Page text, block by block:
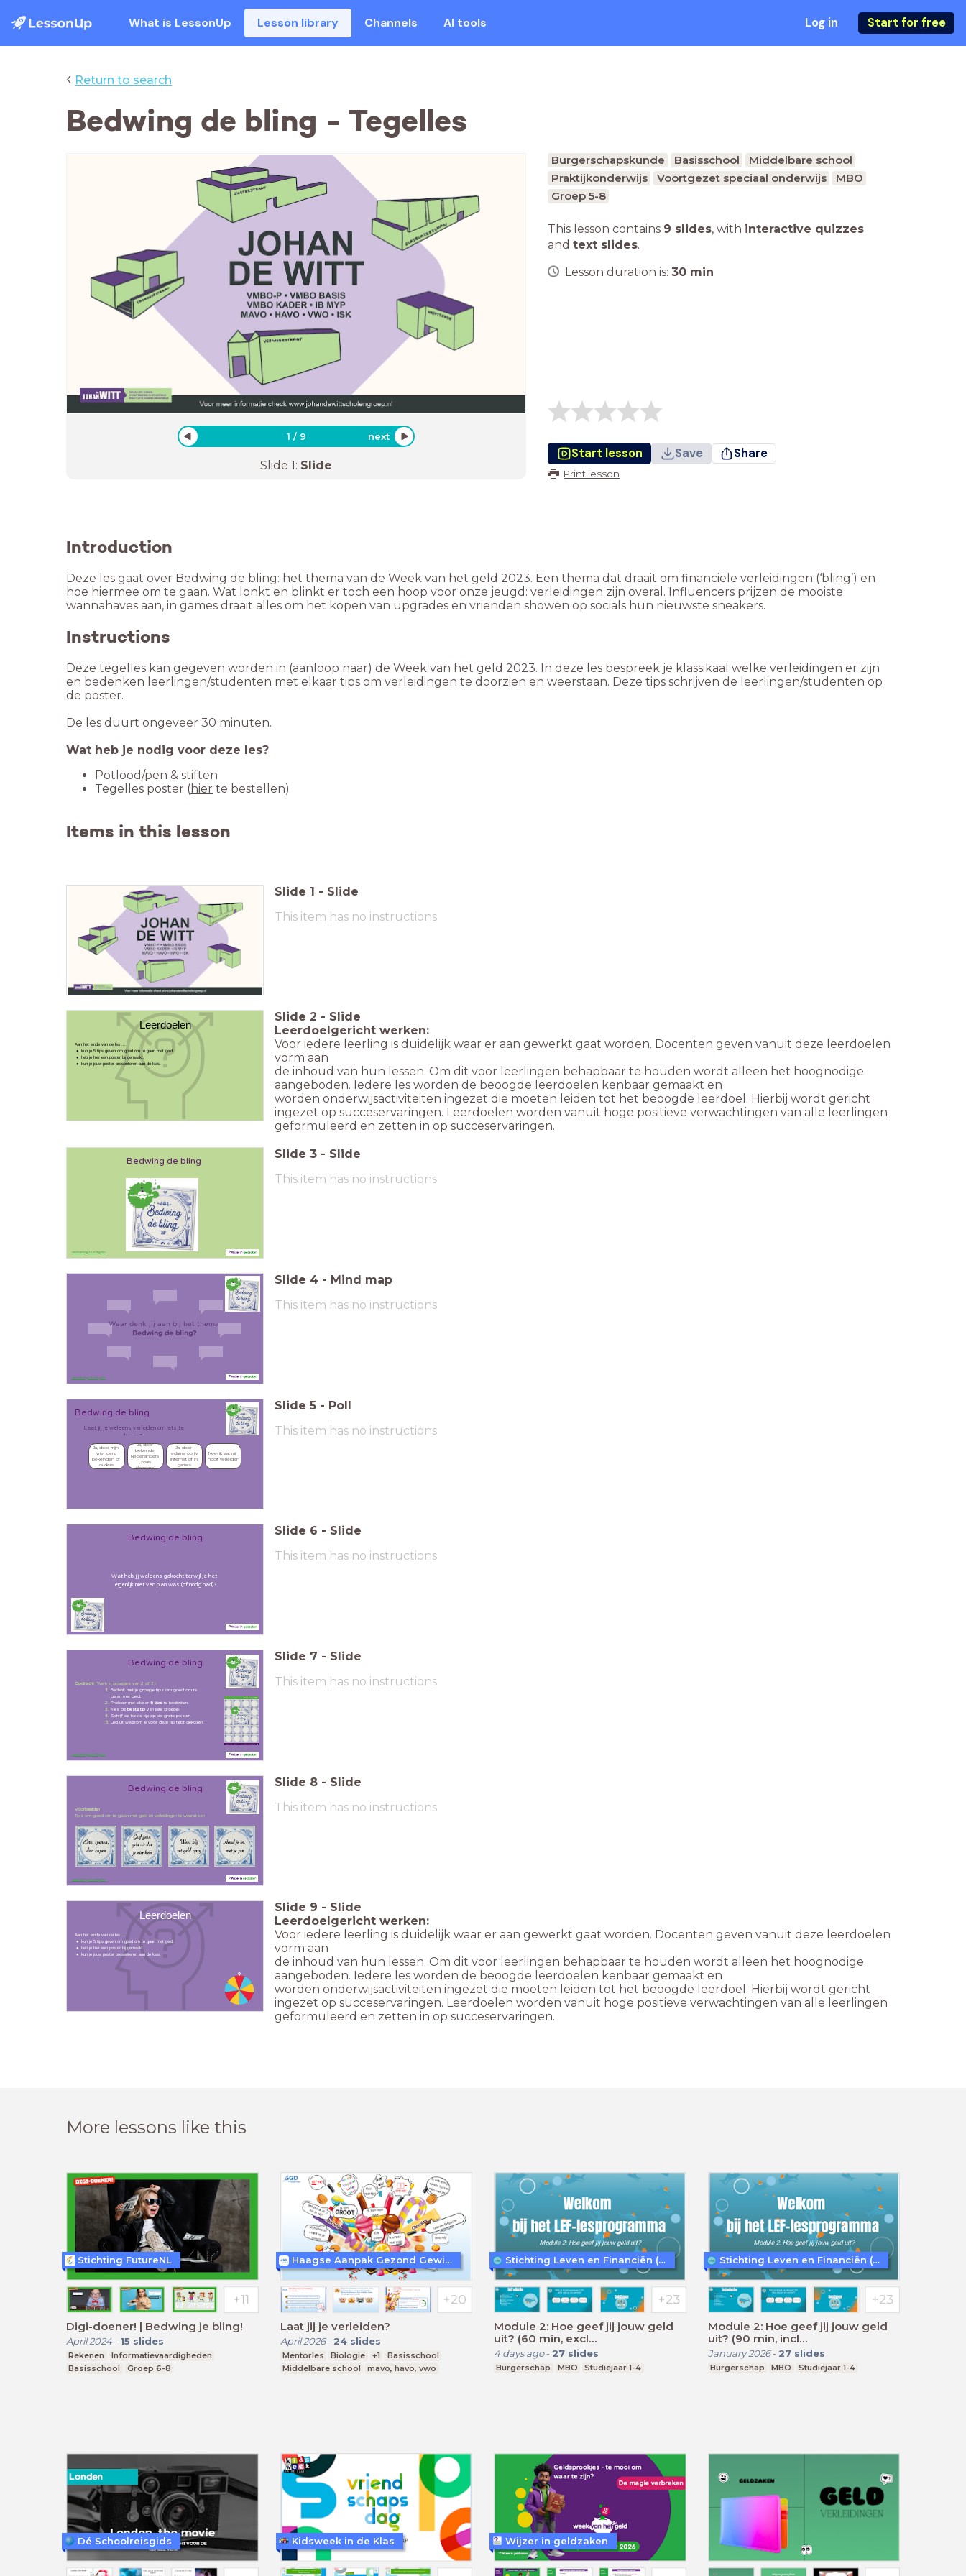
What is LessonUp Lesson library Channels AI tools Log in Start for free
‹ Return to search
Bedwing de bling - Tegelles
1 / 9 next
Slide 1: Slide
Burgerschapskunde Basisschool
Middelbare school
Praktijkonderwijs
Voortgezet speciaal onderwijs
MBO
Groep 5-8
This lesson contains 9 slides, with interactive quizzes
and text slides.
Lesson duration is: 30 min
Start lesson Save Share
Print lesson
Introduction
Deze les gaat over Bedwing de bling: het thema van de Week van het geld 2023. Een thema dat draait om financiële verleidingen (‘bling’) en
hoe hiermee om te gaan. Wat lonkt en blinkt er toch een hoop voor onze jeugd: verleidingen zijn overal. Influencers prijzen de mooiste
wannahaves aan, in games draait alles om het kopen van upgrades en vrienden showen op socials hun nieuwste sneakers.
Instructions
Deze tegelles kan gegeven worden in (aanloop naar) de Week van het geld 2023. In deze les bespreek je klassikaal welke verleidingen er zijn
en bedenken leerlingen/studenten met elkaar tips om verleidingen te doorzien en weerstaan. Deze tips schrijven de leerlingen/studenten op
de poster.
De les duurt ongeveer 30 minuten.
Wat heb je nodig voor deze les?
Potlood/pen & stiften
Tegelles poster (hier te bestellen)
Items in this lesson
Slide 1 - Slide
This item has no instructions
Leerdoelen
Aan het einde van de les ...
kun je 5 tips geven om goed om te gaan met geld.
heb je hier een poster bij gemaakt.
kun je jouw poster presenteren aan de klas.
Slide 2 - Slide
Leerdoelgericht werken:
Voor iedere leerling is duidelijk waar er aan gewerkt gaat worden. Docenten geven vanuit deze leerdoelen
vorm aan
de inhoud van hun lessen. Om dit voor leerlingen behapbaar te houden wordt alleen het hoognodige
aangeboden. Iedere les worden de beoogde leerdoelen kenbaar gemaakt en
worden onderwijsactiviteiten ingezet die moeten leiden tot het beoogde leerdoel. Hierbij wordt gericht
ingezet op succeservaringen. Leerdoelen worden vanuit hoge positieve verwachtingen van alle leerlingen
geformuleerd en zetten in op succeservaringen.
Bedwing de bling
weekvanhetgeld.nl/tegelles
Slide 3 - Slide
This item has no instructions
Waar denk jij aan bij het thema
Bedwing de bling?
weekvanhetgeld.nl/tegelles
Slide 4 - Mind map
This item has no instructions
Laat jij je weleens verleiden om iets te
kopen?
Bedwing de bling
Ja, door mijn
vrienden,
bekenden of
ouders
Ja, door
bekende
Nederlanders
(zoals
vloggers)
Ja, door
reclame op tv,
internet of in
games
Nee, ik laat mij
nooit verleiden
Slide 5 - Poll
This item has no instructions
Bedwing de bling
Wat heb jij weleens gekocht terwijl je het
eigenlijk niet van plan was (of nodig had)?
Slide 6 - Slide
This item has no instructions
Bedwing de bling
Opdracht (Werk in groepjes van 2 of 3):
1. Bedenk met je groepje tips om goed om te
gaan met geld.
2. Probeer met elkaar 5 tipste bedenken.
3. Kies de beste tipvan jullie groepje.
4. Schrijf de beste tip op de grote poster.
5. Leg uit waarom je voor deze tip hebt gekozen.
weekvanhetgeld.nl/tegelles
Slide 7 - Slide
This item has no instructions
Bedwing de bling
Voorbeelden
Tips om goed om te gaan met geld en verleidingen te weerstaan
weekvanhetgeld.nl/tegelles
Slide 8 - Slide
This item has no instructions
Leerdoelen
Aan het einde van de les ...
kun je 5 tips geven om goed om te gaan met geld.
heb je hier een poster bij gemaakt.
kun je jouw poster presenteren aan de klas.
Slide 9 - Slide
Leerdoelgericht werken:
Voor iedere leerling is duidelijk waar er aan gewerkt gaat worden. Docenten geven vanuit deze leerdoelen
vorm aan
de inhoud van hun lessen. Om dit voor leerlingen behapbaar te houden wordt alleen het hoognodige
aangeboden. Iedere les worden de beoogde leerdoelen kenbaar gemaakt en
worden onderwijsactiviteiten ingezet die moeten leiden tot het beoogde leerdoel. Hierbij wordt gericht
ingezet op succeservaringen. Leerdoelen worden vanuit hoge positieve verwachtingen van alle leerlingen
geformuleerd en zetten in op succeservaringen.
More lessons like this
Digi-doener! | Bedwing je bling!
April 2024- 15 slides
Rekenen
Informatievaardigheden
Basisschool
Groep 6-8
Stichting FutureNL
Laat jij je verleiden?
April 2026- 24 slides
Mentorles Biologie +1
Basisschool
Middelbare school
mavo, havo, vwo
Haagse Aanpak Gezond Gewicht
Module 2: Hoe geef jij jouw geld
uit? (60 min, excl
keuzeonderwerp)
4 days ago- 27 slides
Burgerschap MBO Studiejaar 1-4
Stichting Leven en Financiën (LEF)
Module 2: Hoe geef jij jouw geld
uit? (90 min, incl
keuzeonderwerp)
January 2026- 27 slides
Burgerschap MBO Studiejaar 1-4
Stichting Leven en Financiën (LEF)
Dé Schoolreisgids Kidsweek in de Klas Wijzer in geldzaken